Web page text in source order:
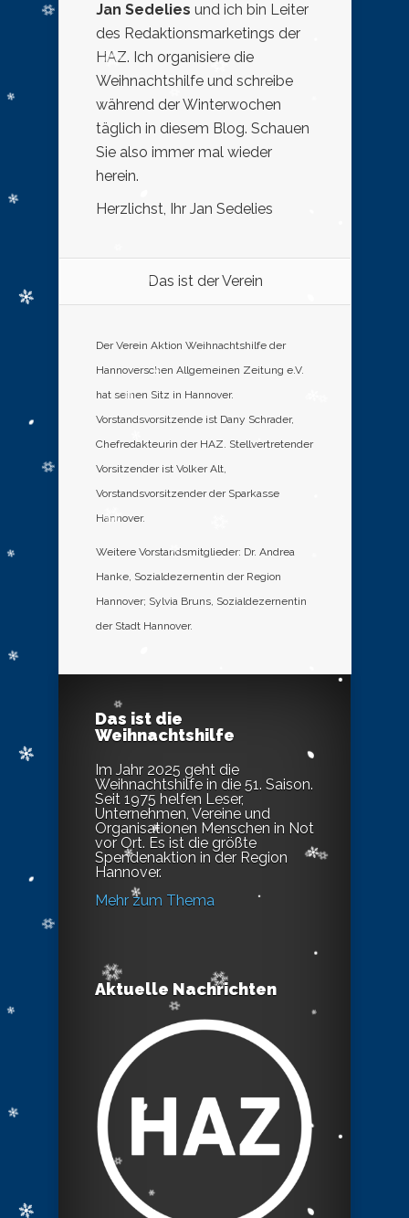
Jan Sedelies und ich bin Leiter
des Redaktionsmarketings der
HAZ. Ich organisiere die
Weihnachtshilfe und schreibe
während der Winterwochen
täglich in diesem Blog. Schauen
Sie also immer mal wieder
herein.
Herzlichst, Ihr Jan Sedelies
Das ist der Verein
Der Verein Aktion Weihnachtshilfe der
Hannoverschen Allgemeinen Zeitung e.V.
hat seinen Sitz in Hannover.
Vorstandsvorsitzende ist Dany Schrader,
Chefredakteurin der HAZ. Stellvertretender
Vorsitzender ist Volker Alt,
Vorstandsvorsitzender der Sparkasse
Hannover.
Weitere Vorstandsmitglieder: Dr. Andrea
Hanke, Sozialdezernentin der Region
Hannover; Sylvia Bruns, Sozialdezernentin
der Stadt Hannover.
Das ist die
Weihnachtshilfe
Im Jahr 2025 geht die
Weihnachtshilfe in die 51. Saison.
Seit 1975 helfen Leser,
Unternehmen, Vereine und
Organisationen Menschen in Not
vor Ort. Es ist die größte
Spendenaktion in der Region
Hannover.
Mehr zum Thema
Aktuelle Nachrichten